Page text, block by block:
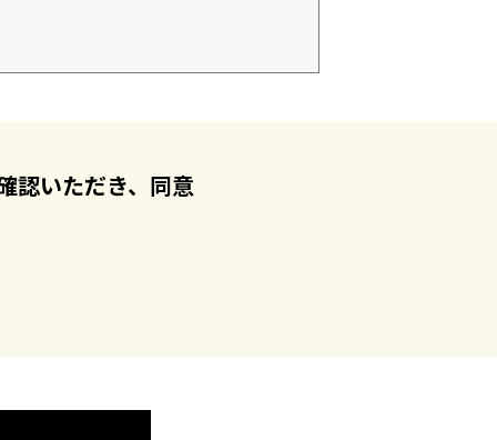
認いただき、同意